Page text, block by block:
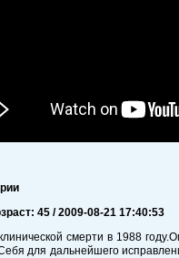
45 / 2009-08-21 17:40:53
смерти в 1988
для дальнейшего